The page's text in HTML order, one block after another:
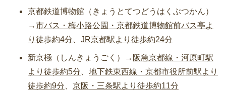
京都鉄道博物館（きょうとてつどうはくぶつかん）
→市バス・梅小路公園・京都鉄道博物館前バス亭よ
り徒歩約4分
JR京都駅より徒歩約24分
新京極（しんきょうごく）→ 阪急京都線・河原町駅
より徒歩約5分
地下鉄東西線・京都市役所前駅より
徒歩約9分
京阪・三条駅より徒歩約11分